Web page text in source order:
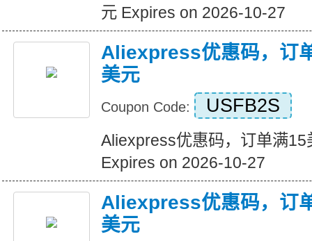
元 Expires on 2026-10-27
Aliexpress优惠码，订
美元
Coupon Code: USFB2S
Aliexpress优惠码，订单满15
Expires on 2026-10-27
Aliexpress优惠码，订
美元